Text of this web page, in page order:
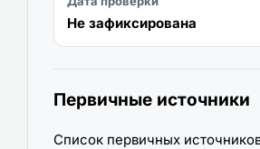
Не зафиксирована
Первичные источники
Список первичных